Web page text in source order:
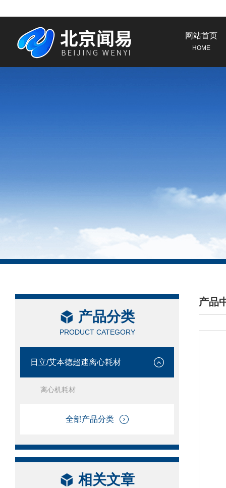
网站首页
HOME
产品分类
PRODUCT CATEGORY
日立/艾本德超速离心耗材
离心机耗材
全部产品分类
相关文章
产品
/